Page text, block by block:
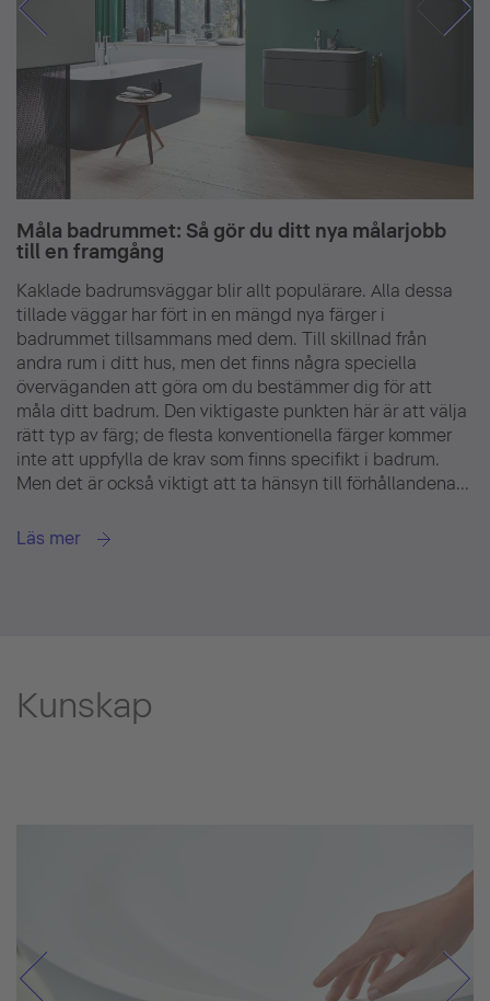
Måla badrummet: Så gör du ditt nya målarjobb
till en framgång
Kaklade badrumsväggar blir allt populärare. Alla dessa
tillade väggar har fört in en mängd nya färger i
badrummet tillsammans med dem. Till skillnad från
andra rum i ditt hus, men det finns några speciella
överväganden att göra om du bestämmer dig för att
måla ditt badrum. Den viktigaste punkten här är att välja
rätt typ av färg; de flesta konventionella färger kommer
inte att uppfylla de krav som finns specifikt i badrum.
Men det är också viktigt att ta hänsyn till förhållandena...
Läs mer
Kunskap